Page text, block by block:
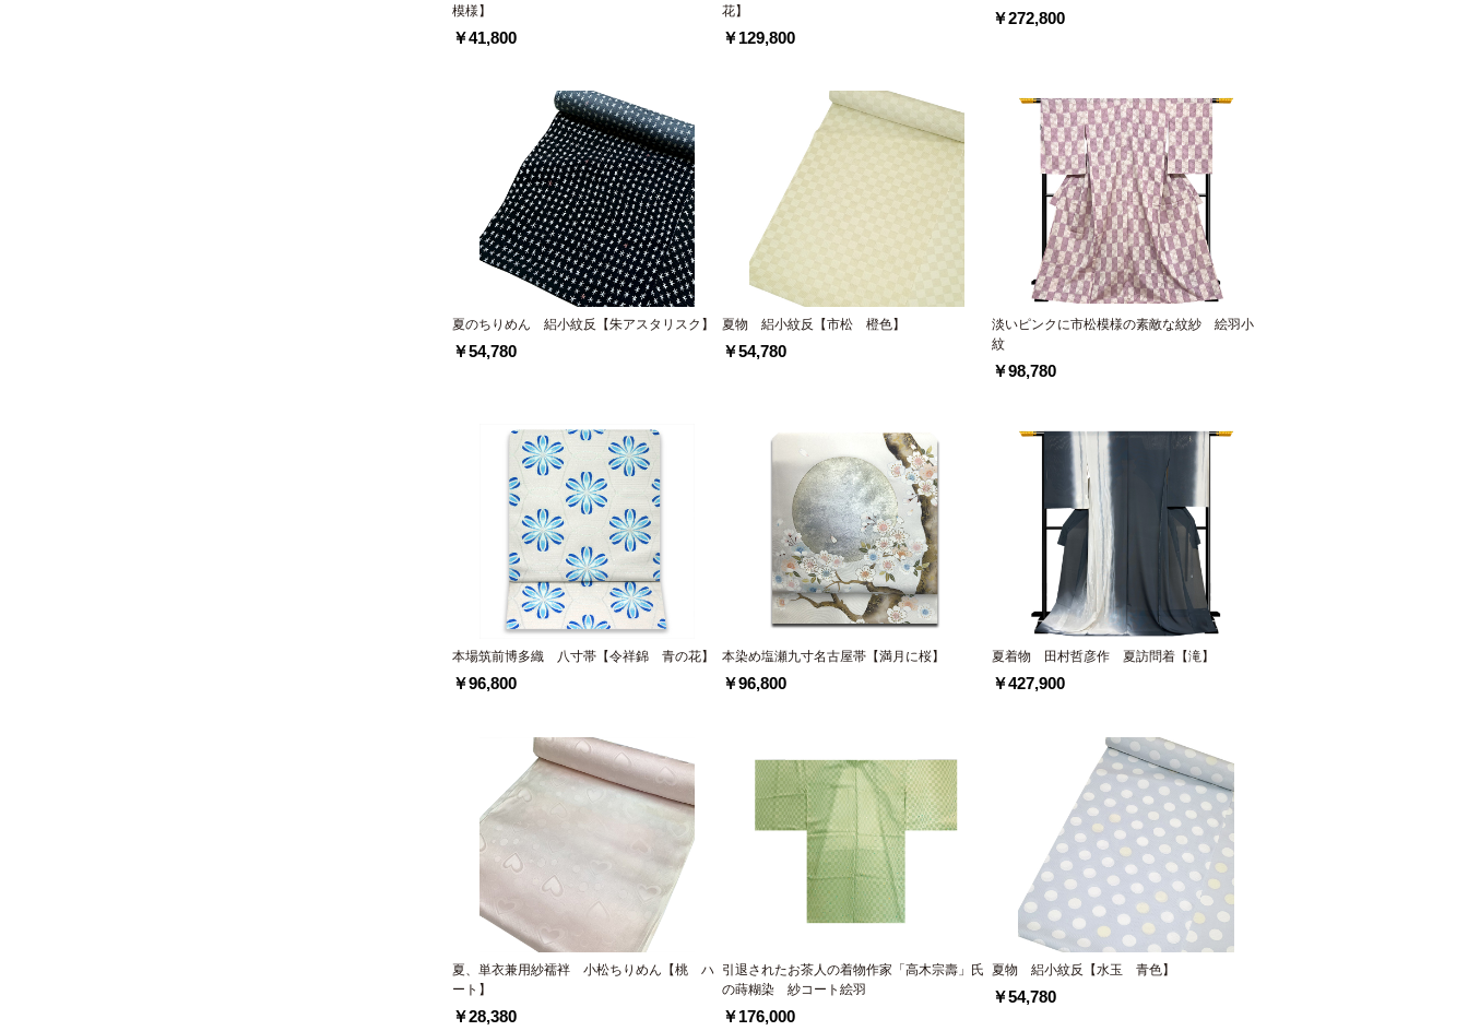
模様】
￥41,800
花】
￥129,800
￥272,800
夏のちりめん 絽小紋反【朱アスタリスク】
￥54,780
夏物 絽小紋反【市松 橙色】
￥54,780
淡いピンクに市松模様の素敵な紋紗 絵羽小
紋
￥98,780
本場筑前博多織 八寸帯【令祥錦 青の花】
￥96,800
本染め塩瀬九寸名古屋帯【満月に桜】
￥96,800
夏着物 田村哲彦作 夏訪問着【滝】
￥427,900
夏、単衣兼用紗襦袢 小松ちりめん【桃 ハ
ート】
￥28,380
引退されたお茶人の着物作家「高木宗壽」氏
の蒔糊染 紗コート絵羽
￥176,000
夏物 絽小紋反【水玉 青色】
￥54,780